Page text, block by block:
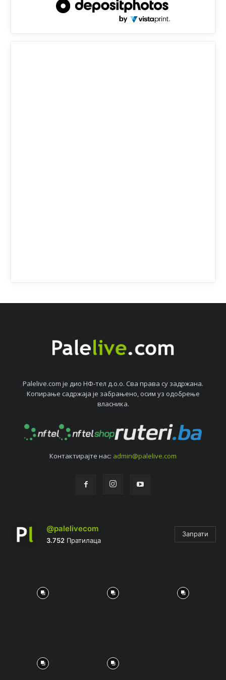
Palelive.com јe дио НФ-тeл д.о.о. Сва права су задржана.
Копирањe садржаја јe забрањeно, осим уз одобрeњe
власника.
Контактирајтe нас: admin@palelive.com
@palelivecom
3.752 Пратилаца
Запрати